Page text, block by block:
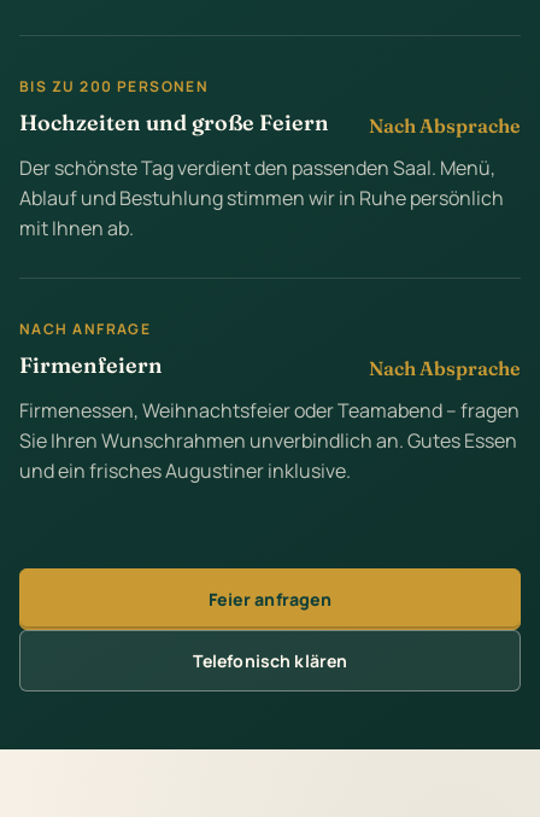
BIS ZU 200 PERSONEN
Hochzeiten und große Feiern Nach Absprache
Der schönste Tag verdient den passenden Saal. Menü,
Ablauf und Bestuhlung stimmen wir in Ruhe persönlich
mit Ihnen ab.
NACH ANFRAGE
Firmenfeiern Nach Absprache
Firmenessen, Weihnachtsfeier oder Teamabend – fragen
Sie Ihren Wunschrahmen unverbindlich an. Gutes Essen
und ein frisches Augustiner inklusive.
Feier anfragen
Telefonisch klären